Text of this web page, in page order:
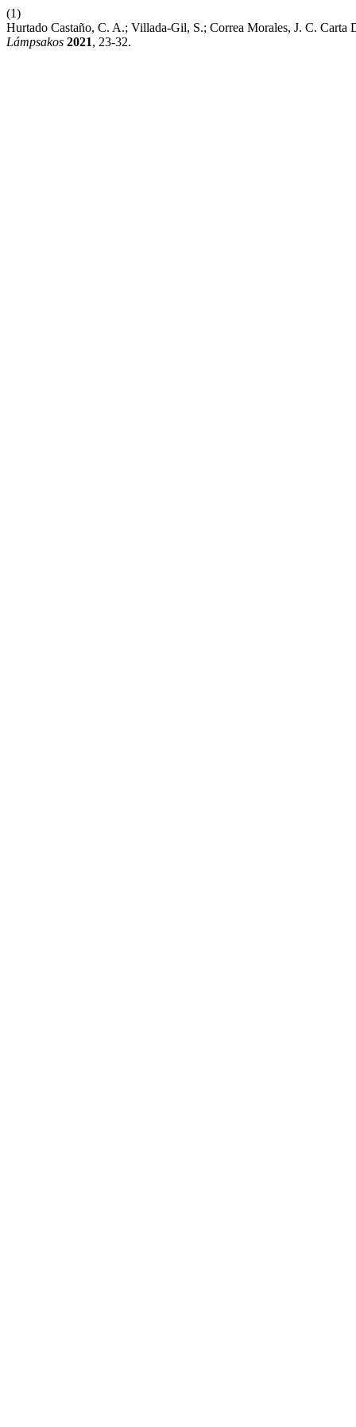
(1)
Hurtado Castaño, C. A.; Villada-Gil, S.; Correa Morales, J. C.
Lámpsakos 2021, 23-32.